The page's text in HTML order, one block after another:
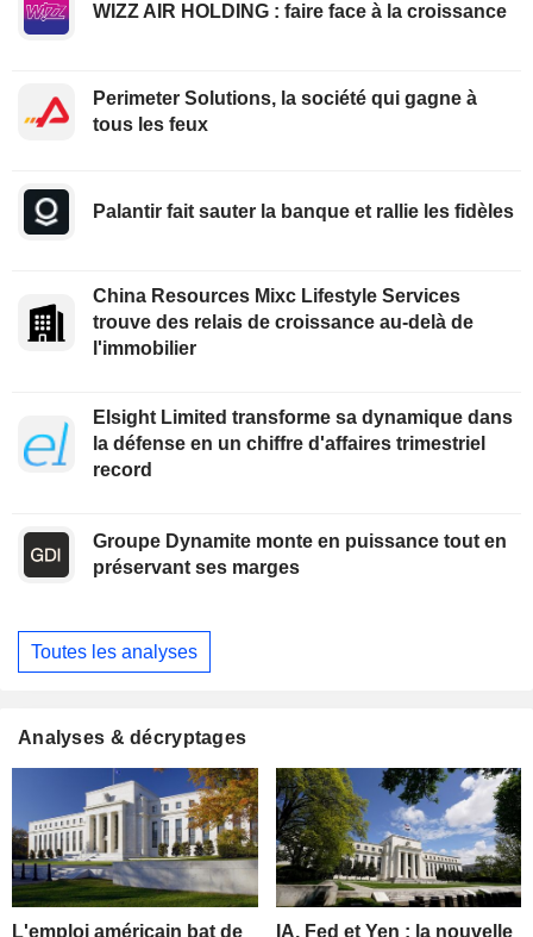
WIZZ AIR HOLDING : faire face à la croissance
Perimeter Solutions, la société qui gagne à
tous les feux
Palantir fait sauter la banque et rallie les fidèles
China Resources Mixc Lifestyle Services
trouve des relais de croissance au-delà de
l'immobilier
Elsight Limited transforme sa dynamique dans
la défense en un chiffre d'affaires trimestriel
record
Groupe Dynamite monte en puissance tout en
préservant ses marges
Toutes les analyses
Analyses & décryptages
L'emploi américain bat de IA, Fed et Yen : la nouvelle